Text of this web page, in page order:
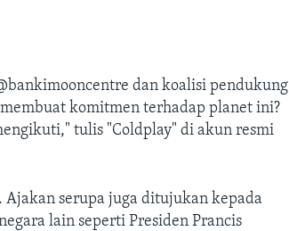
dan koalisi pendukung
komitmen terhadap planet ini?
tulis "Coldplay" di akun resmi
Ajakan serupa juga ditujukan kepada
lain seperti Presiden Prancis